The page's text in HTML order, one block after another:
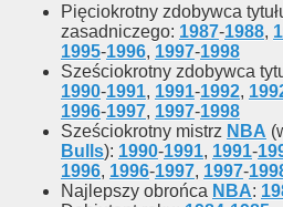
Pięciokrotny zdobywca
zasadniczego: 1987-1988,
1995-1996, 1997-1998
Sześciokrotny zdobywca
1990-1991, 1991-1992,
1996-1997, 1997-1998
Sześciokrotny mistrz NBA
Bulls): 1990-1991, 1991-
1996, 1996-1997, 1997-
Najlepszy obrońca NBA: